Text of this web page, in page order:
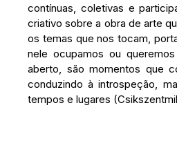
contínuas, coletivas e
criativo sobre a obra de arte
os temas que nos tocam,
nele ocupamos ou
aberto, são momentos que
conduzindo à introspeção,
tempos e lugares